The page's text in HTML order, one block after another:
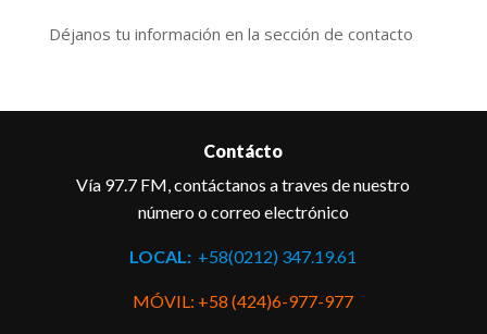
Déjanos tu información en la sección de contacto
Contácto
Vía 97.7 FM, contáctanos a traves de nuestro
número o correo electrónico
LOCAL: +58(0212) 347.19.61
MÓVIL: +58 (424)6-977-977